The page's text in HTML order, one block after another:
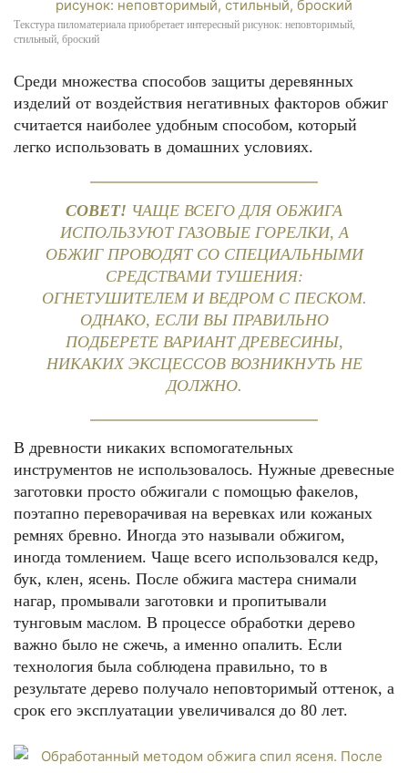
Текстура пиломатериала приобретает интересный рисунок: неповторимый,
стильный, броский
Среди множества способов защиты деревянных
изделий от воздействия негативных факторов обжиг
считается наиболее удобным способом, который
легко использовать в домашних условиях.
СОВЕТ! ЧАЩЕ ВСЕГО ДЛЯ ОБЖИГА
ИСПОЛЬЗУЮТ ГАЗОВЫЕ ГОРЕЛКИ, А
ОБЖИГ ПРОВОДЯТ СО СПЕЦИАЛЬНЫМИ
СРЕДСТВАМИ ТУШЕНИЯ:
ОГНЕТУШИТЕЛЕМ И ВЕДРОМ С ПЕСКОМ.
ОДНАКО, ЕСЛИ ВЫ ПРАВИЛЬНО
ПОДБЕРЕТЕ ВАРИАНТ ДРЕВЕСИНЫ,
НИКАКИХ ЭКСЦЕССОВ ВОЗНИКНУТЬ НЕ
ДОЛЖНО.
В древности никаких вспомогательных
инструментов не использовалось. Нужные древесные
заготовки просто обжигали с помощью факелов,
поэтапно переворачивая на веревках или кожаных
ремнях бревно. Иногда это называли обжигом,
иногда томлением. Чаще всего использовался кедр,
бук, клен, ясень. После обжига мастера снимали
нагар, промывали заготовки и пропитывали
тунговым маслом. В процессе обработки дерево
важно было не сжечь, а именно опалить. Если
технология была соблюдена правильно, то в
результате дерево получало неповторимый оттенок, а
срок его эксплуатации увеличивался до 80 лет.